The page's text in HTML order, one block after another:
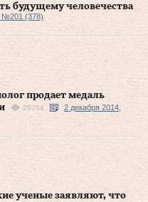
будущему человечества
№201 (378)
продает медаль
25754
2 декабря 2014,
ученые заявляют, что